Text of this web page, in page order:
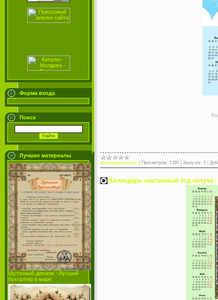
Форма входа
Поиск
Лучшие материалы
Шуточный диплом - Лучший
бухгалтер в мире
календари разные Просмотров: 1390 Загрузок: 0
Календарь настенный год